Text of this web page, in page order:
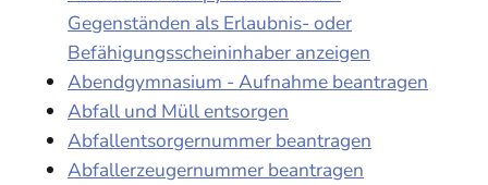
Gegenständen als Erlaubnis- oder
Befähigungsscheininhaber anzeigen
Abendgymnasium - Aufnahme beantragen
Abfall und Müll entsorgen
Abfallentsorgernummer beantragen
Abfallerzeugernummer beantragen